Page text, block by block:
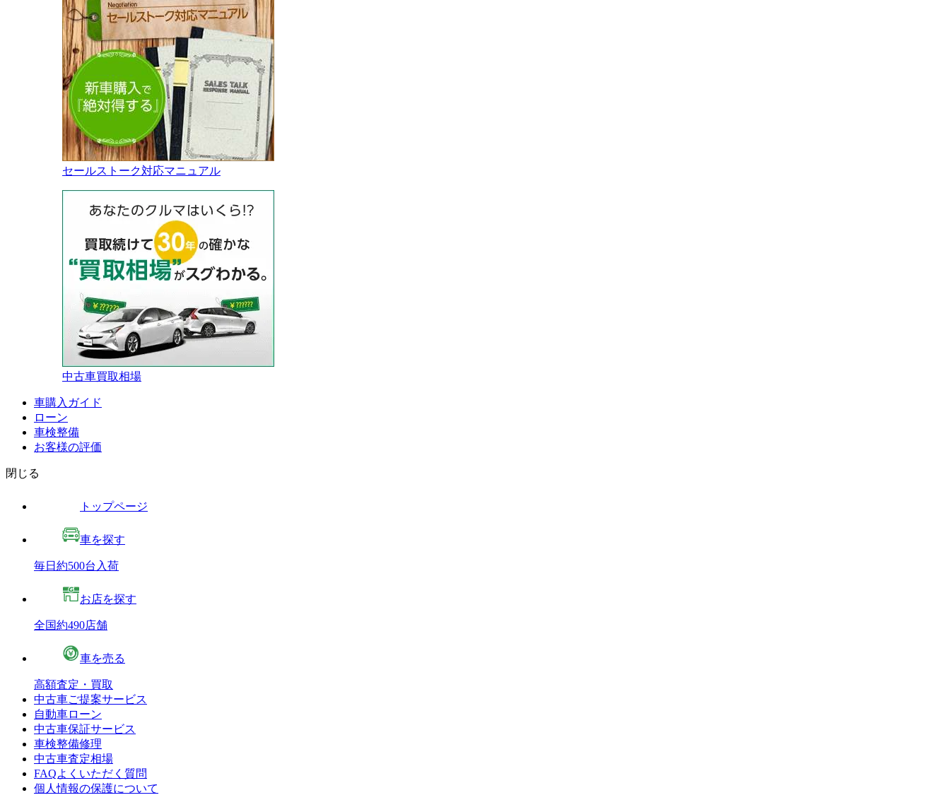
セールストーク対応マニュアル
中古車買取相場
車購入ガイド
ローン
車検整備
お客様の評価
閉じる
トップページ
車を探す
毎日約500台入荷
お店を探す
全国約490店舗
車を売る
高額査定・買取
中古車ご提案サービス
自動車ローン
中古車保証サービス
車検整備修理
中古車査定相場
FAQよくいただく質問
個人情報の保護について